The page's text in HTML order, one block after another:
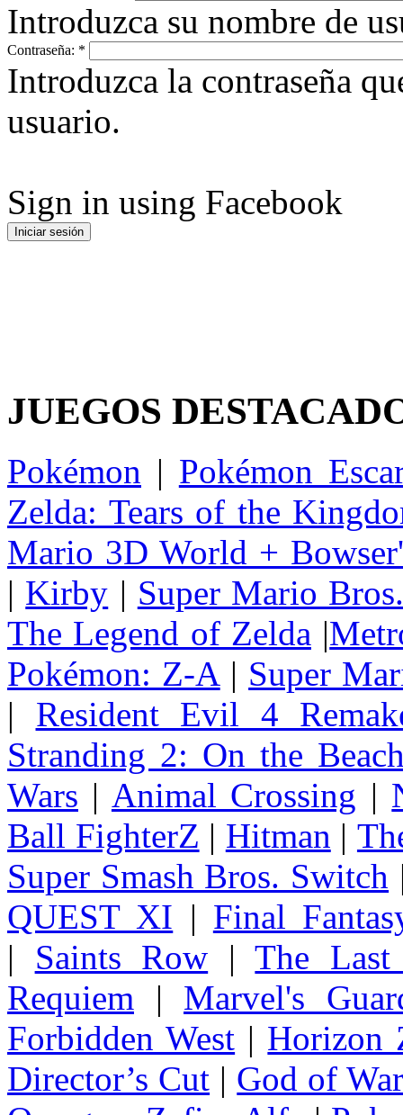
Introduzca su nombre de
Contraseña: *
Introduzca la contraseña
usuario.
Sign in using Facebook
JUEGOS
Pokémon | Pokémon
Zelda: Tears of the
Mario 3D World +
| Kirby | Super Mario
The Legend of Zelda |
Pokémon: Z-A | Super
| Resident Evil 4
Stranding 2: On the
Wars | Animal Crossing |
Ball FighterZ | Hitman |
Super Smash Bros. Switch
QUEST XI | Final
| Saints Row |The
Requiem | Marvel's
Forbidden West | Horizon
Director’s Cut | God of